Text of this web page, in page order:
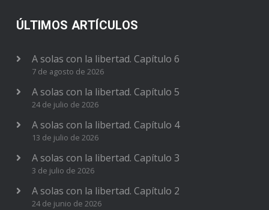
ÚLTIMOS ARTÍCULOS
A solas con la libertad. Capítulo 6
7 de agosto de 2026
A solas con la libertad. Capítulo 5
24 de julio de 2026
A solas con la libertad. Capítulo 4
13 de julio de 2026
A solas con la libertad. Capítulo 3
3 de julio de 2026
A solas con la libertad. Capítulo 2
24 de junio de 2026